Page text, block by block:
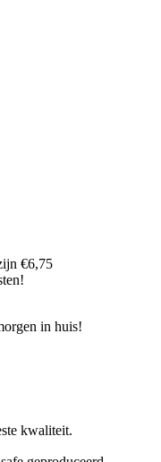
€6,75
in huis!
kwaliteit.